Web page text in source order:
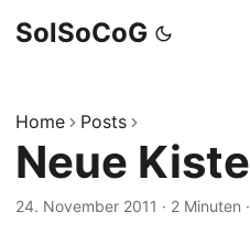
SolSoCoG
Home Posts
Neue Kiste
24. November 2011 · 2 Minuten ·